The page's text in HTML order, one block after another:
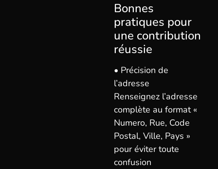
Bonnes
pratiques pour
une contribution
réussie
• Précision de
l’adresse
Renseignez l’adresse
complète au format «
Numero, Rue, Code
Postal, Ville, Pays »
pour éviter toute
confusion